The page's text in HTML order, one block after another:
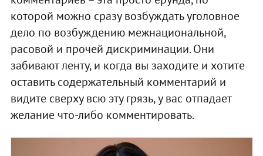
которой можно сразу возбуждать уголовное
дело по возбуждению межнациональной,
расовой и прочей дискриминации. Они
забивают ленту, и когда вы заходите и хотите
оставить содержательный комментарий и
видите сверху всю эту грязь, у вас отпадает
желание что-либо комментировать.